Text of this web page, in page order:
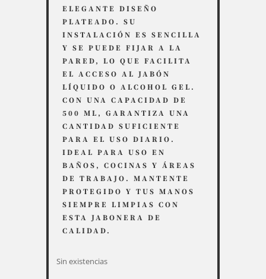
ELEGANTE DISEÑO
PLATEADO. SU
INSTALACIÓN ES SENCILLA
Y SE PUEDE FIJAR A LA
PARED, LO QUE FACILITA
EL ACCESO AL JABÓN
LÍQUIDO O ALCOHOL GEL.
CON UNA CAPACIDAD DE
500 ML, GARANTIZA UNA
CANTIDAD SUFICIENTE
PARA EL USO DIARIO.
IDEAL PARA USO EN
BAÑOS, COCINAS Y ÁREAS
DE TRABAJO. MANTENTE
PROTEGIDO Y TUS MANOS
SIEMPRE LIMPIAS CON
ESTA JABONERA DE
CALIDAD.
Sin existencias